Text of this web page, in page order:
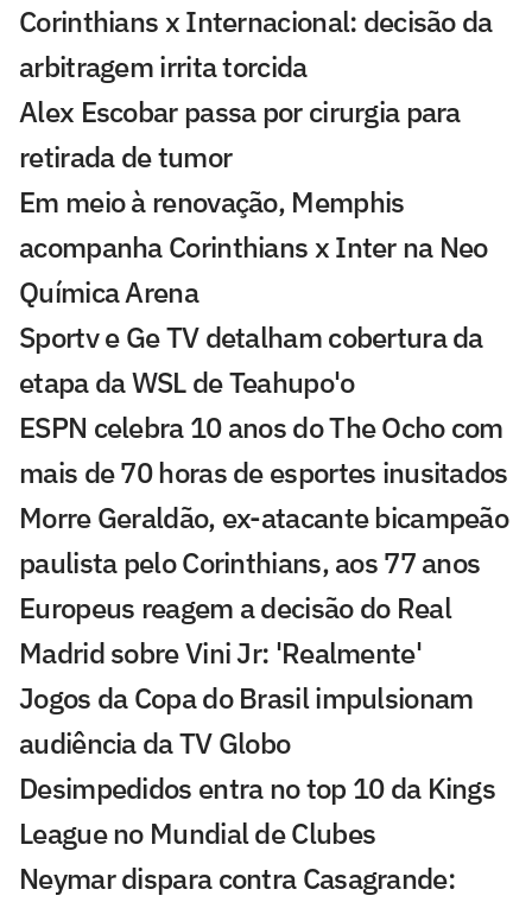
Corinthians x Internacional: decisão da
arbitragem irrita torcida
Alex Escobar passa por cirurgia para
retirada de tumor
Em meio à renovação, Memphis
acompanha Corinthians x Inter na Neo
Química Arena
Sportv e Ge TV detalham cobertura da
etapa da WSL de Teahupo'o
ESPN celebra 10 anos do The Ocho com
mais de 70 horas de esportes inusitados
Morre Geraldão, ex-atacante bicampeão
paulista pelo Corinthians, aos 77 anos
Europeus reagem a decisão do Real
Madrid sobre Vini Jr: 'Realmente'
Jogos da Copa do Brasil impulsionam
audiência da TV Globo
Desimpedidos entra no top 10 da Kings
League no Mundial de Clubes
Neymar dispara contra Casagrande: